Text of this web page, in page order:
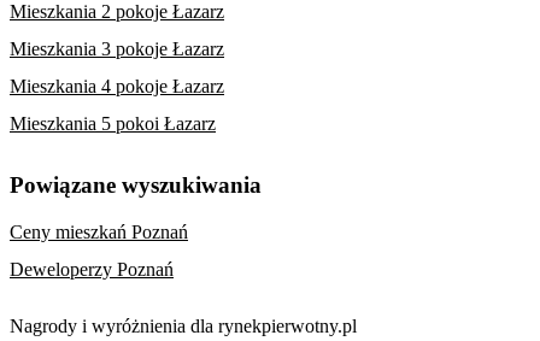
Mieszkania 2 pokoje Łazarz
Mieszkania 3 pokoje Łazarz
Mieszkania 4 pokoje Łazarz
Mieszkania 5 pokoi Łazarz
Powiązane wyszukiwania
Ceny mieszkań Poznań
Deweloperzy Poznań
Nagrody i wyróżnienia dla rynekpierwotny.pl